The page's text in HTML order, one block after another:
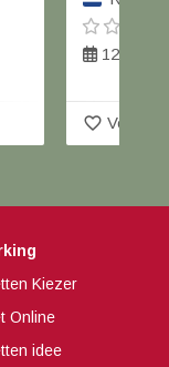
12
favorite_border Voeg
Kiezer
Online
idee